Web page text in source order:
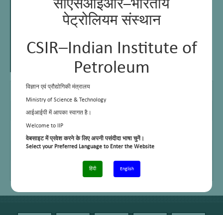
सीएसआईआर–भारतीय
पेट्रोलियम संस्थान
CSIR–Indian Institute of
Petroleum
विज्ञान एवं प्रौद्योगिकी मंत्रालय
Ministry of Science & Technology
आईआईपी में आपका स्वागत है।
Welcome to IIP
वेबसाइट में प्रवेश करने के लिए अपनी पसंदीदा भाषा चुनें।
Select your Preferred Language to Enter the Website
हिंदी English
–
E Mail
Telephone No. +91-0135 -2525725
+91-135-2660202